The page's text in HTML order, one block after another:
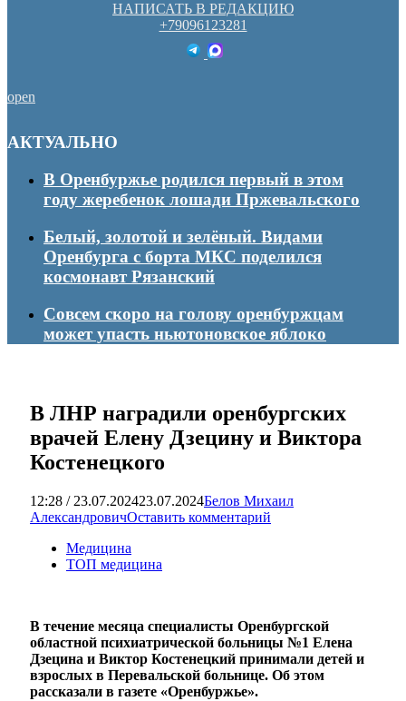
НАПИСАТЬ В РЕДАКЦИЮ
+79096123281
open
АКТУАЛЬНО
В Оренбуржье родился первый в этом
году жеребенок лошади Пржевальского
Белый, золотой и зелёный. Видами
Оренбурга с борта МКС поделился
космонавт Рязанский
Совсем скоро на голову оренбуржцам
может упасть ньютоновское яблоко
В ЛНР наградили оренбургских
врачей Елену Дзецину и Виктора
Костенецкого
12:28 / 23.07.202423.07.2024Белов Михаил
АлександровичОставить комментарий
Медицина
ТОП медицина
В течение месяца специалисты Оренбургской
областной психиатрической больницы №1 Елена
Дзецина и Виктор Костенецкий принимали детей и
взрослых в Перевальской больнице. Об этом
рассказали в газете «Оренбуржье».